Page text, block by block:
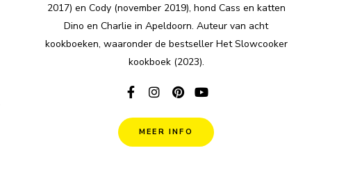
2017) en Cody (november 2019), hond Cass en katten
Dino en Charlie in Apeldoorn. Auteur van acht
kookboeken, waaronder de bestseller Het Slowcooker
kookboek (2023).
MEER INFO